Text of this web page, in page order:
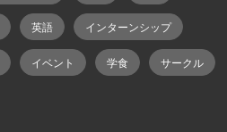
英語 インターンシップ
イベント 学食 サークル